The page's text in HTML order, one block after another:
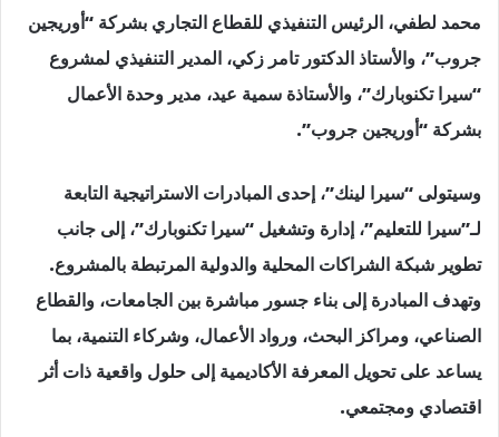
محمد لطفي، الرئيس التنفيذي للقطاع التجاري بشركة “أوريجين
جروب”، والأستاذ الدكتور تامر زكي، المدير التنفيذي لمشروع
“سيرا تكنوبارك”، والأستاذة سمية عيد، مدير وحدة الأعمال
بشركة “أوريجين جروب”.
وسيتولى “سيرا لينك”، إحدى المبادرات الاستراتيجية التابعة
لـ”سيرا للتعليم”، إدارة وتشغيل “سيرا تكنوبارك”، إلى جانب
تطوير شبكة الشراكات المحلية والدولية المرتبطة بالمشروع.
وتهدف المبادرة إلى بناء جسور مباشرة بين الجامعات، والقطاع
الصناعي، ومراكز البحث، ورواد الأعمال، وشركاء التنمية، بما
يساعد على تحويل المعرفة الأكاديمية إلى حلول واقعية ذات أثر
اقتصادي ومجتمعي.